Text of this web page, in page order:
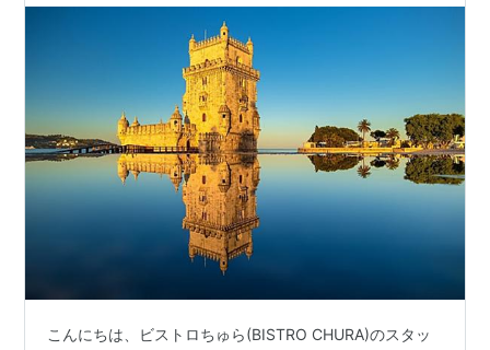
こんにちは、ビストロちゅら(BISTRO CHURA)のスタッ